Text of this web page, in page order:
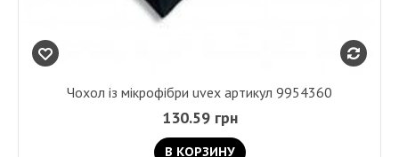
Чохол із мікрофібри uvex артикул 9954360
130.59 грн
В КОРЗИНУ